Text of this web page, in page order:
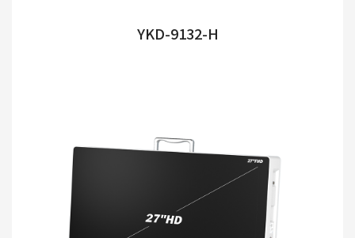
YKD-9132-H